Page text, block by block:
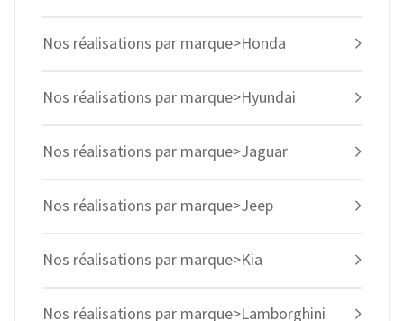
Nos réalisations par marque>Honda
Nos réalisations par marque>Hyundai
Nos réalisations par marque>Jaguar
Nos réalisations par marque>Jeep
Nos réalisations par marque>Kia
Nos réalisations par marque>Lamborghini